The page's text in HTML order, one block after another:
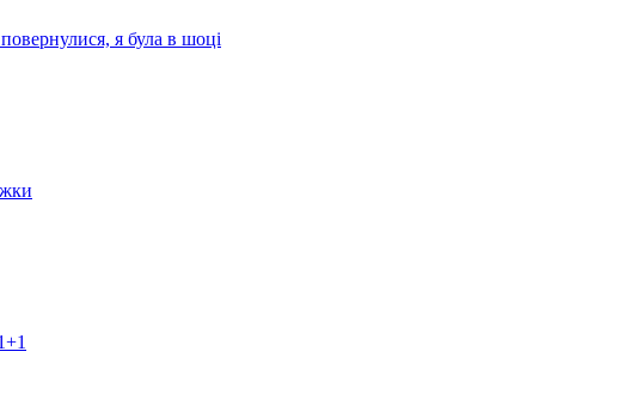
я була в шоці